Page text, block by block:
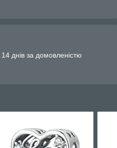
днів за домовленістю